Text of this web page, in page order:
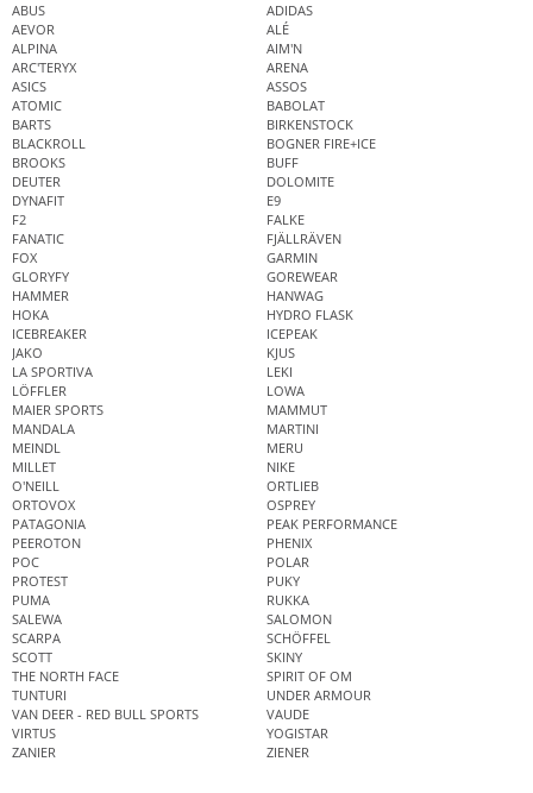
ABUS
ADIDAS
AEVOR
ALÉ
ALPINA
AIM'N
ARC'TERYX
ARENA
ASICS
ASSOS
ATOMIC
BABOLAT
BARTS
BIRKENSTOCK
BLACKROLL
BOGNER FIRE+ICE
BROOKS
BUFF
DEUTER
DOLOMITE
DYNAFIT
E9
F2
FALKE
FANATIC
FJÄLLRÄVEN
FOX
GARMIN
GLORYFY
GOREWEAR
HAMMER
HANWAG
HOKA
HYDRO FLASK
ICEBREAKER
ICEPEAK
JAKO
KJUS
LA SPORTIVA
LEKI
LÖFFLER
LOWA
MAIER SPORTS
MAMMUT
MANDALA
MARTINI
MEINDL
MERU
MILLET
NIKE
O'NEILL
ORTLIEB
ORTOVOX
OSPREY
PATAGONIA
PEAK PERFORMANCE
PEEROTON
PHENIX
POC
POLAR
PROTEST
PUKY
PUMA
RUKKA
SALEWA
SALOMON
SCARPA
SCHÖFFEL
SCOTT
SKINY
THE NORTH FACE
SPIRIT OF OM
TUNTURI
UNDER ARMOUR
VAN DEER - RED BULL SPORTS
VAUDE
VIRTUS
YOGISTAR
ZANIER
ZIENER